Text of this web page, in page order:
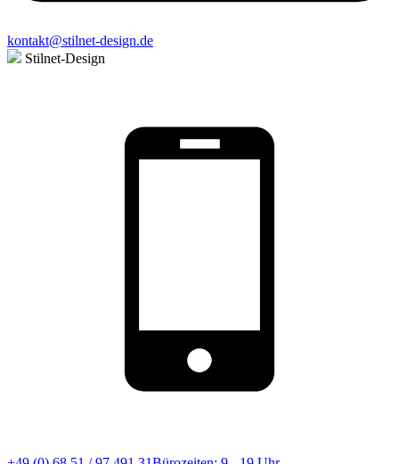
kontakt@stilnet-design.de
Stilnet-Design